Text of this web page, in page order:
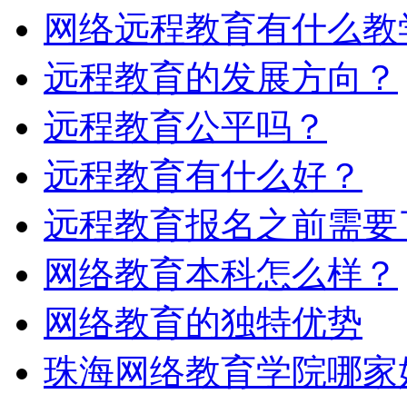
网络远程教育有什么
远程教育的发展方向？
远程教育公平吗？
远程教育有什么好？
远程教育报名之前需
网络教育本科怎么样？
网络教育的独特优势
珠海网络教育学院哪家